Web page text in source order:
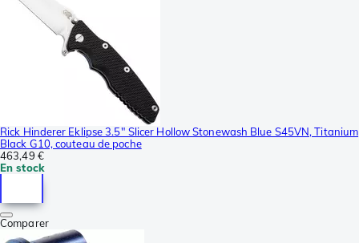
Rick Hinderer Eklipse 3.5" Slicer Hollow Stonewash Blue S45VN, Titanium
Black G10, couteau de poche
463,49 €
En stock
Comparer